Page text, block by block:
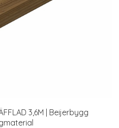
3,6M | Beijerbygg